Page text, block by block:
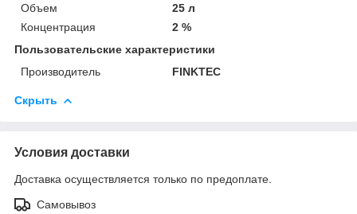
Объем
25 л
Концентрация
2 %
Пользовательские характеристики
Производитель
FINKTEC
Скрыть
Условия доставки
Доставка осуществляется только по предоплате.
Самовывоз